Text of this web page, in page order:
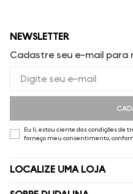
NEWSLETTER
Cadastre seu e-mail para
Eu li, estou ciente das condições de
forneço meu consentimento,
LOCALIZE UMA LOJA